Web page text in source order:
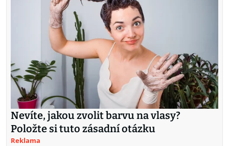
Nevíte, jakou zvolit barvu na vlasy?
Položte si tuto zásadní otázku
Reklama